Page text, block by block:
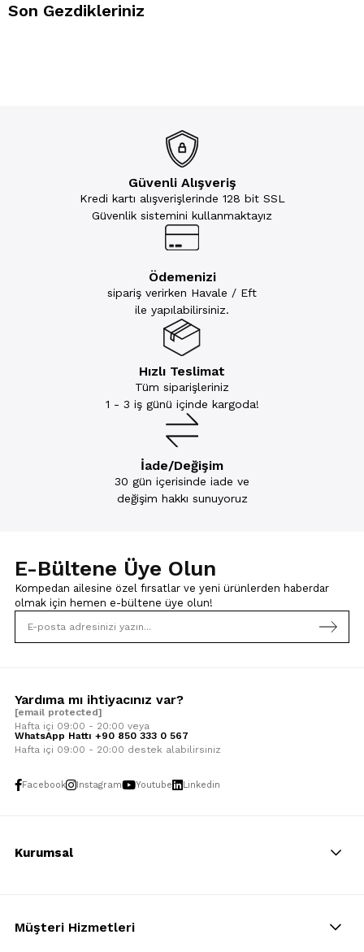
Son Gezdikleriniz
Güvenli Alışveriş
Kredi kartı alışverişlerinde 128 bit SSL
Güvenlik sistemini kullanmaktayız
Ödemenizi
sipariş verirken Havale / Eft
ile yapılabilirsiniz.
Hızlı Teslimat
Tüm siparişleriniz
1 - 3 iş günü içinde kargoda!
İade/Değişim
30 gün içerisinde iade ve
değişim hakkı sunuyoruz
E-Bültene Üye Olun
Kompedan ailesine özel fırsatlar ve yeni ürünlerden haberdar
olmak için hemen e-bültene üye olun!
Yardıma mı ihtiyacınız var?
[email protected]
Hafta içi 09:00 - 20:00 veya
WhatsApp Hattı +90 850 333 0 567
Hafta içi 09:00 - 20:00 destek alabilirsiniz
Facebook Instagram Youtube Linkedin
Kurumsal
Müşteri Hizmetleri